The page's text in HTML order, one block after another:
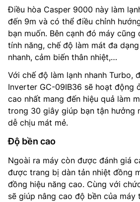
Điều hòa Casper 9000 này làm
đến 9m và có thể điều chỉnh
bạn muốn. Bên cạnh đó máy
tính năng, chế độ làm mát đa
nhanh, cảm biến thân nhiệt,…
Với chế độ làm lạnh nhanh Turbo,
Inverter GC-09IB36 sẽ hoạt động
cao nhất mang đến hiệu quả làm
trong 30 giây giúp bạn tận hưởng
dễ chịu mát mẻ.
Độ bền cao
Ngoài ra máy còn được đánh giá
được trang bị dàn tản nhiệt đồng
đồng hiệu năng cao. Cùng với
sẽ giúp nâng cao độ bền của máy